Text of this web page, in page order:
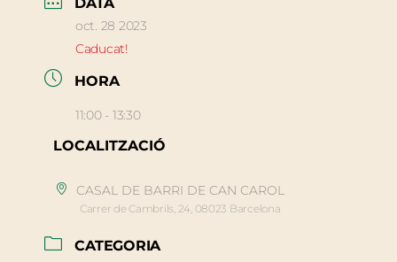
oct. 28 2023
Caducat!
HORA
11:00 - 13:30
LOCALITZACIÓ
CASAL DE BARRI DE CAN CAROL
Carrer de Cambrils, 24, 08023 Barcelona
CATEGORIA